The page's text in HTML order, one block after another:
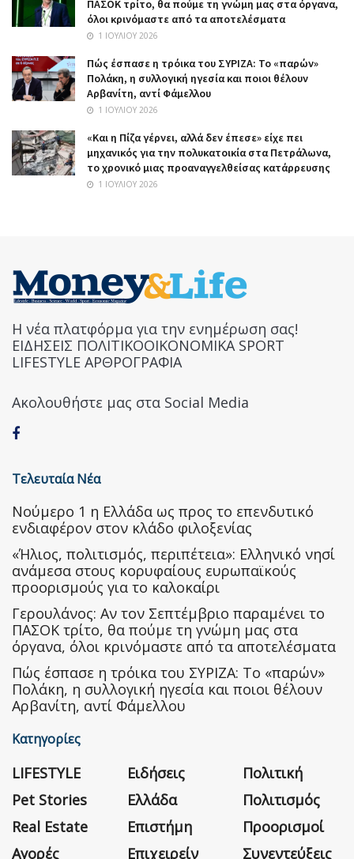
ΠΑΣΟΚ τρίτο, θα πούμε τη γνώμη μας στα όργανα,
όλοι κρινόμαστε από τα αποτελέσματα
1 ΙΟΥΛΊΟΥ 2026
Πώς έσπασε η τρόικα του ΣΥΡΙΖΑ: Το «παρών»
Πολάκη, η συλλογική ηγεσία και ποιοι θέλουν
Αρβανίτη, αντί Φάμελλου
1 ΙΟΥΛΊΟΥ 2026
«Και η Πίζα γέρνει, αλλά δεν έπεσε» είχε πει
μηχανικός για την πολυκατοικία στα Πετράλωνα,
το χρονικό μιας προαναγγελθείσας κατάρρευσης
1 ΙΟΥΛΊΟΥ 2026
Η νέα πλατφόρμα για την ενημέρωση σας!
ΕΙΔΗΣΕΙΣ ΠΟΛΙΤΙΚΟΟΙΚΟΝΟΜΙΚΑ SPORT
LIFESTYLE ΑΡΘΡΟΓΡΑΦΙΑ
Ακολουθήστε μας στα Social Media
Τελευταία Νέα
Nούμερο 1 η Ελλάδα ως προς το επενδυτικό
ενδιαφέρον στον κλάδο φιλοξενίας
«Ήλιος, πολιτισμός, περιπέτεια»: Ελληνικό νησί
ανάμεσα στους κορυφαίους ευρωπαϊκούς
προορισμούς για το καλοκαίρι
Γερουλάνος: Αν τον Σεπτέμβριο παραμένει το
ΠΑΣΟΚ τρίτο, θα πούμε τη γνώμη μας στα
όργανα, όλοι κρινόμαστε από τα αποτελέσματα
Πώς έσπασε η τρόικα του ΣΥΡΙΖΑ: Το «παρών»
Πολάκη, η συλλογική ηγεσία και ποιοι θέλουν
Αρβανίτη, αντί Φάμελλου
Κατηγορίες
LIFESTYLE
Pet Stories
Real Estate
Αγορές
Ειδήσεις
Ελλάδα
Επιστήμη
Επιχειρείν
Πολιτική
Πολιτισμός
Προορισμοί
Συνεντεύξεις